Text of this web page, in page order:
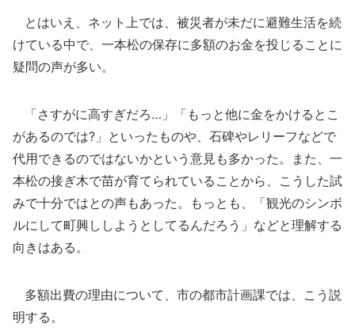
とはいえ、ネット上では、被災者が未だに避難生活を続
けている中で、一本松の保存に多額のお金を投じることに
疑問の声が多い。
「さすがに高すぎだろ…」「もっと他に金をかけるとこ
があるのでは?」といったものや、石碑やレリーフなどで
代用できるのではないかという意見も多かった。また、一
本松の接ぎ木で苗が育てられていることから、こうした試
みで十分ではとの声もあった。もっとも、「観光のシンボ
ルにして町興ししようとしてるんだろう」などと理解する
向きはある。
多額出費の理由について、市の都市計画課では、こう説
明する。